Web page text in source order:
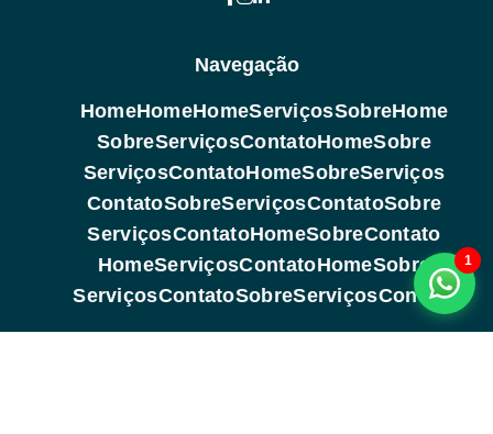
Navegação
HomeHomeHomeServiçosSobreHome
SobreServiçosContatoHomeSobre
ServiçosContatoHomeSobreServiços
ContatoSobreServiçosContatoSobre
ServiçosContatoHomeSobreContato
HomeServiçosContatoHomeSobre
ServiçosContatoSobreServiçosContato
1